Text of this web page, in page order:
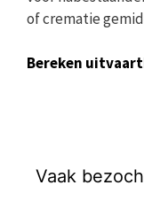
of crematie
Bereken
Vaak